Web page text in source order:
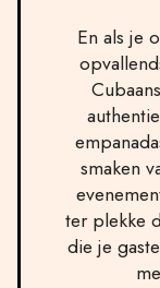
En als je
smaken
ter plekke
die je